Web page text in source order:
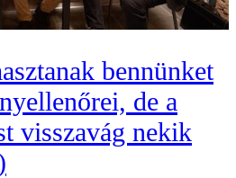
bennünket
de a
visszavág nekik